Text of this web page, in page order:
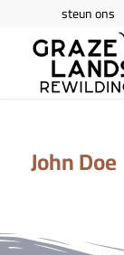
steun ons
John Doe